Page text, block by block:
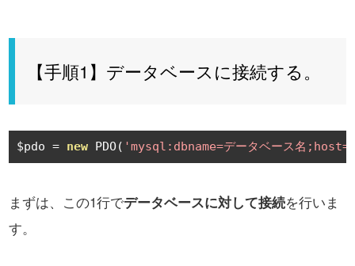
【手順1】データベースに接続する。
$pdo = new PDO( 'mysql:dbname=データベース名
まずは、この1行でデータベースに対して接続を行いま
す。